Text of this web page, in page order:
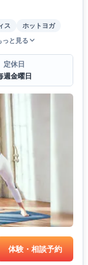
ス
ホットヨガ
っと見る
定休日
週金曜日
体験・相談予約